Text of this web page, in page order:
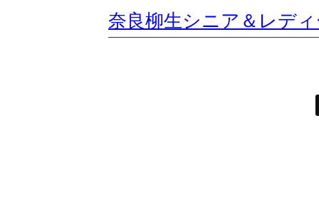
奈良柳生シニア＆レデ